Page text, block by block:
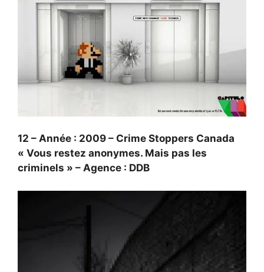
12 – Année : 2009 – Crime Stoppers Canada
« Vous restez anonymes. Mais pas les
criminels » – Agence : DDB